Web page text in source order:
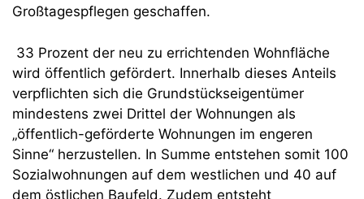
Großtagespflegen geschaffen.
33 Prozent der neu zu errichtenden Wohnfläche
wird öffentlich gefördert. Innerhalb dieses Anteils
verpflichten sich die Grundstückseigentümer
mindestens zwei Drittel der Wohnungen als
„öffentlich-geförderte Wohnungen im engeren
Sinne“ herzustellen. In Summe entstehen somit 100
Sozialwohnungen auf dem westlichen und 40 auf
dem östlichen Baufeld. Zudem entsteht